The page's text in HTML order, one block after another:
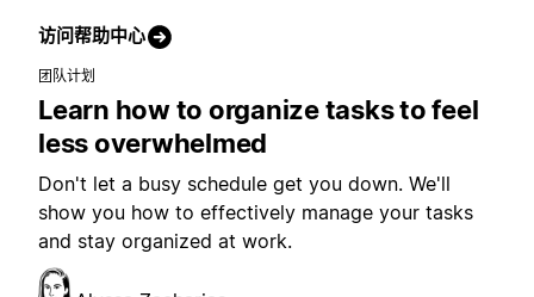
访问帮助中心
团队计划
Learn how to organize tasks to feel
less overwhelmed
Don't let a busy schedule get you down. We'll
show you how to effectively manage your tasks
and stay organized at work.